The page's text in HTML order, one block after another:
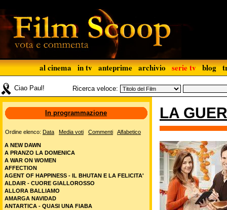
al cinema in tv anteprime archivio serie tv blog
Ciao Paul! Ricerca veloce:
LA
In programmazione
Ordine elenco: Data Media voti Commenti Alfabetico
A NEW DAWN
A PRANZO LA DOMENICA
A WAR ON WOMEN
AFFECTION
AGENT OF HAPPINESS - IL BHUTAN E LA FELICITA'
ALDAIR - CUORE GIALLOROSSO
ALLORA BALLIAMO
AMARGA NAVIDAD
ANTARTICA - QUASI UNA FIABA